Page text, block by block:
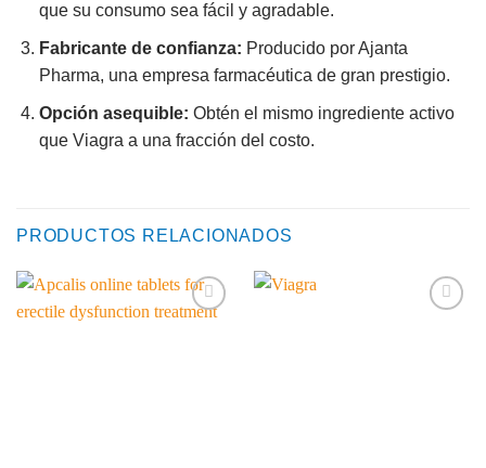
que su consumo sea fácil y agradable.
Fabricante de confianza: Producido por Ajanta
Pharma, una empresa farmacéutica de gran prestigio.
Opción asequible: Obtén el mismo ingrediente activo
que Viagra a una fracción del costo.
PRODUCTOS RELACIONADOS